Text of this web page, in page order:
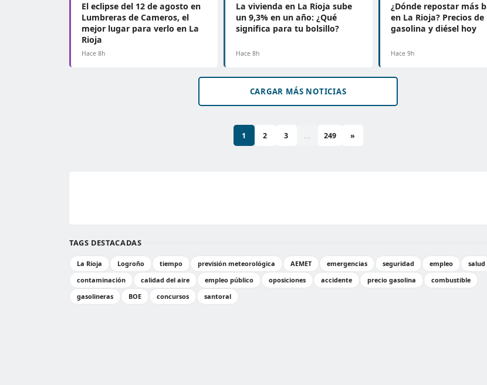
El eclipse del 12 de agosto en
Lumbreras de Cameros, el
mejor lugar para verlo en La
Rioja
Hace 8h
La vivienda en La Rioja sube
un 9,3% en un año: ¿Qué
significa para tu bolsillo?
Hace 8h
¿Dónde repostar más
en La Rioja? Precios de
gasolina y diésel hoy
Hace 9h
CARGAR MÁS NOTICIAS
1 2 3 ... 249 »
TAGS DESTACADAS
La Rioja Logroño tiempo previsión meteorológica AEMET emergencias seguridad empleo
salud
contaminación
calidad del aire empleo público oposiciones accidente precio gasolina
combustible
gasolineras
BOE concursos santoral